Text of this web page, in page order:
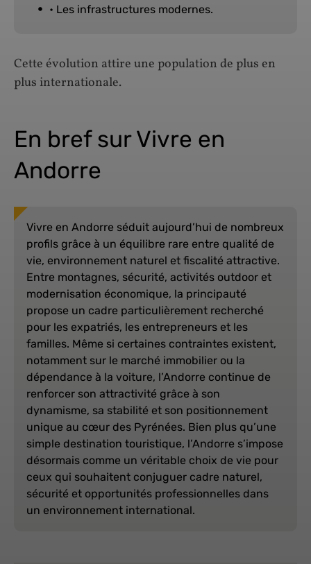
• Les infrastructures modernes.
Cette évolution attire une population de plus en
plus internationale.
En bref sur Vivre en
Andorre
Vivre en Andorre séduit aujourd’hui de nombreux
profils grâce à un équilibre rare entre qualité de
vie, environnement naturel et fiscalité attractive.
Entre montagnes, sécurité, activités outdoor et
modernisation économique, la principauté
propose un cadre particulièrement recherché
pour les expatriés, les entrepreneurs et les
familles. Même si certaines contraintes existent,
notamment sur le marché immobilier ou la
dépendance à la voiture, l’Andorre continue de
renforcer son attractivité grâce à son
dynamisme, sa stabilité et son positionnement
unique au cœur des Pyrénées. Bien plus qu’une
simple destination touristique, l’Andorre s’impose
désormais comme un véritable choix de vie pour
ceux qui souhaitent conjuguer cadre naturel,
sécurité et opportunités professionnelles dans
un environnement international.